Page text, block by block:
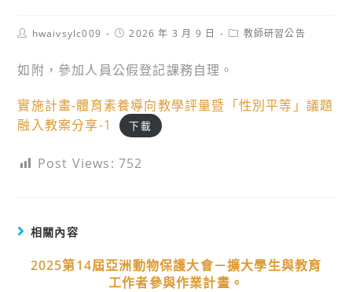
Posthwaivsylc009
Post2026 年 3 月 9 日
Post教師研習公告
如附，參加人員公假登記課務自理。
實施計畫-體育素養導向教學評量暨「性別平等」議題
融入教案分享-1
下載
Post Views: 752
相關內容
2025第14屆亞洲動物保護大會－擴大學生與教育
工作者參與作業計畫。